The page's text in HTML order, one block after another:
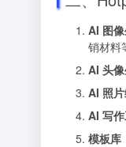
AI 图
销材料
AI 头
AI 照
AI 写
模板库